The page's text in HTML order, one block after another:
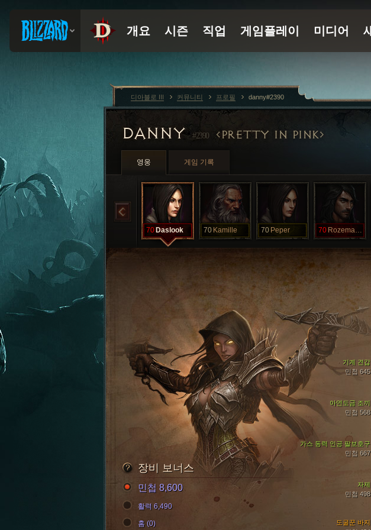
DANNY #2390 PRETTY IN PINK
영웅 게임 기록
70 Daslook 70 Kamille 70 Peper 70 Rozemarijn
아연도금 조끼
민첩 568
가스 동력 인공 팔보호구
민첩 667
기계 견갑
민첩 645
도굴꾼 바지
자제
민첩 498
장비 보너스
민첩 8,600
활력 6,490
홈 (0)
디아블로 III 커뮤니티 프로필 danny#2390